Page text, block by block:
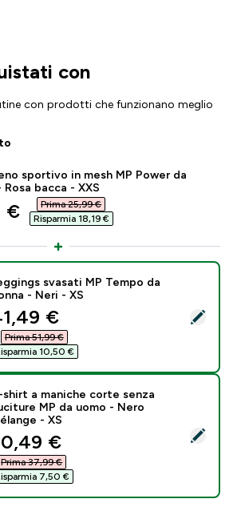
con
con prodotti che funzionano meglio
sportivo in mesh MP Power da
Rosa bacca - XXS
price
€‎
Prima 25,99 €‎
Risparmia 18,19 €‎
prodotto - Leggings svasati MP
svasati MP Tempo da
- Neri - XS
price
€‎
Prima 51,99 €‎
10,50 €‎
prodotto - T-shirt a maniche corte
shirt a maniche corte senza
MP da uomo - Nero
- XS
price
€‎
Prima 37,99 €‎
7,50 €‎